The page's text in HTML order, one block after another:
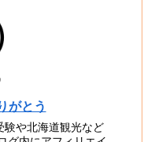
がとう
験や北海道観光など